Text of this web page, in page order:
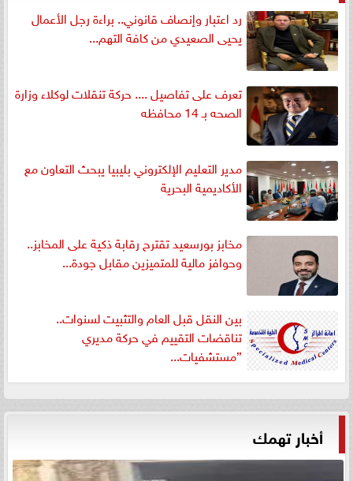
رد اعتبار وإنصاف قانوني.. براءة رجل الأعمال
يحيى الصعيدي من كافة التهم...
تعرف على تفاصيل .... حركة تنقلات لوكلاء وزارة
الصحه بـ 14 محافظه
مدير التعليم الإلكتروني بليبيا يبحث التعاون مع
الأكاديمية البحرية
مخابز بورسعيد تقترح رقابة ذكية على المخابز..
وحوافز مالية للمتميزين مقابل جودة...
بين النقل قبل العام والتثبيت لسنوات..
تناقضات التقييم في حركة مديري
”مستشفيات...
أخبار تهمك